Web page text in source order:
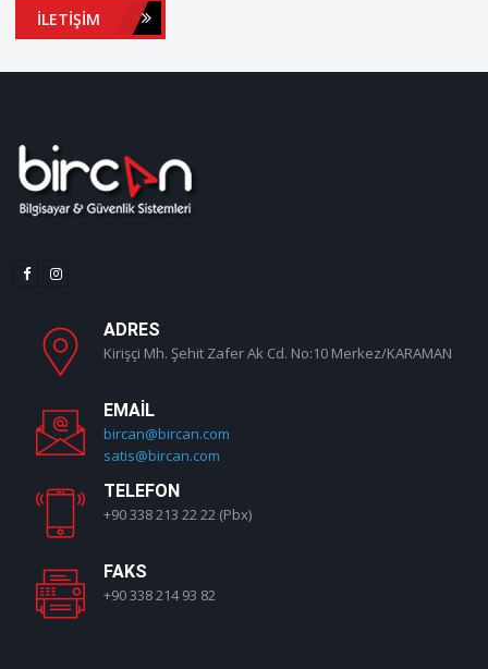
İLETIŞIM
ADRES
Kirişçi Mh. Şehit Zafer Ak Cd. No:10 Merkez/KARAMAN
EMAIL
bircan@bircan.com
satis@bircan.com
TELEFON
+90 338 213 22 22 (Pbx)
FAKS
+90 338 214 93 82